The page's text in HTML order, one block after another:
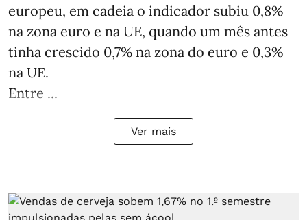
europeu, em cadeia o indicador subiu 0,8%
na zona euro e na UE, quando um mês antes
tinha crescido 0,7% na zona do euro e 0,3%
na UE.
Entre ...
Ver mais